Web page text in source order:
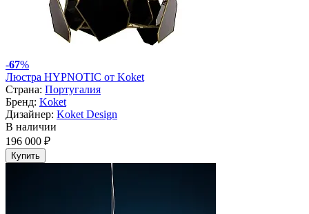
-67%
Люстра HYPNOTIC от Koket
Страна: Португалия
Бренд: Koket
Дизайнер: Koket Design
В наличии
196 000 ₽
Купить